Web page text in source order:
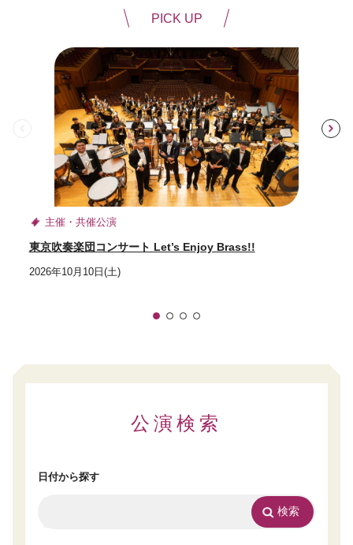
PICK UP
主催・共催公演
東京吹奏楽団コンサート Let’s Enjoy Brass!!
2026年10月10日(土)
前
1 2
公演検索
日付から探す